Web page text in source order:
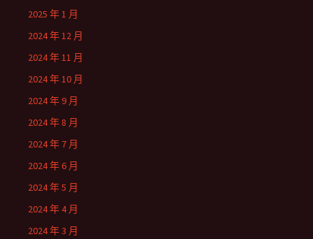
2025 年 1 月
2024 年 12 月
2024 年 11 月
2024 年 10 月
2024 年 9 月
2024 年 8 月
2024 年 7 月
2024 年 6 月
2024 年 5 月
2024 年 4 月
2024 年 3 月